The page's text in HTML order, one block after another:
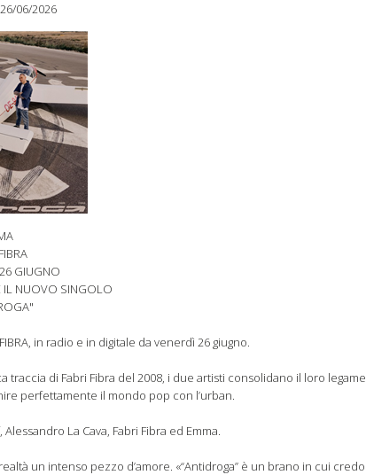
06/2026
GIUGNO
IL NUOVO SINGOLO
in radio e in digitale da venerdì 26 giugno.
traccia di Fabri Fibra del 2008, i due artisti consolidano il loro legame
perfettamente il mondo pop con l’urban.
La Cava, Fabri Fibra ed Emma.
un intenso pezzo d’amore. «“Antidroga” è un brano in cui credo